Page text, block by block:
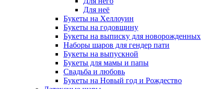
Для неё
Букеты на Хеллоуин
Букеты на годовщину
Букеты на выписку для новорожденных
Наборы шаров для гендер пати
Букеты на выпускной
Букеты для мамы и папы
Свадьба и любовь
Букеты на Новый год и Рождество